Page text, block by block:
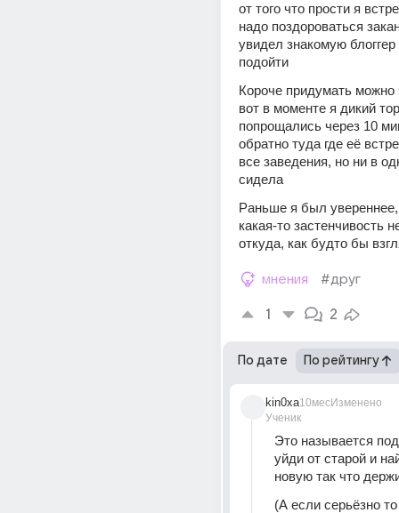
от того что прости я
надо поздороваться
увидел знакомую
подойти
Короче придумать можно
вот в моменте я дикий
попрощались через 10
обратно туда где её
все заведения, но ни в
сидела
Раньше я был увереннее,
какая-то застенчивость
откуда, как будто бы
мнения #друг
1 2
По дате По рейтингу
kin0xa
Ученик
10месИзменено
Это называется
уйди от старой и
новую так что
(А если серьёзно